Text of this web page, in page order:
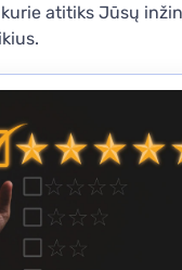
atitiks Jūsų